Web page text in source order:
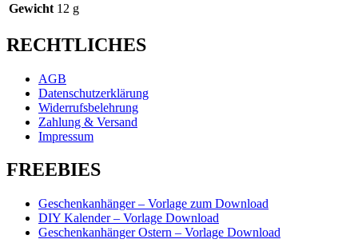
Gewicht 12 g
RECHTLICHES
AGB
Datenschutzerklärung
Widerrufsbelehrung
Zahlung & Versand
Impressum
FREEBIES
Geschenkanhänger – Vorlage zum Download
DIY Kalender – Vorlage Download
Geschenkanhänger Ostern – Vorlage Download